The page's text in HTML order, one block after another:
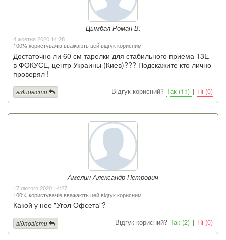
Цымбал Роман В.
4 жовтня 2020 14:28
100% користувачів вважають цей відгук корисним
Достаточно ли 60 см тарелки для стабильного приема 13Е
в ФОКУСЕ, центр Украины (Киев)??? Подскажите кто лично
проверял !
Відгук корисний? Так (11) | Ні (0)
відповісти
Амелин Александр Петрович
17 лютого 2020 14:27
100% користувачів вважають цей відгук корисним
Какой у нее "Угол Офсета"?
Відгук корисний? Так (2) | Ні (0)
відповісти